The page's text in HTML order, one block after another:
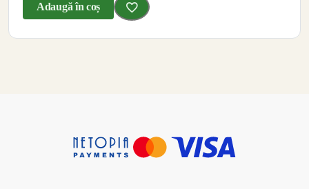
Adaugă în coș